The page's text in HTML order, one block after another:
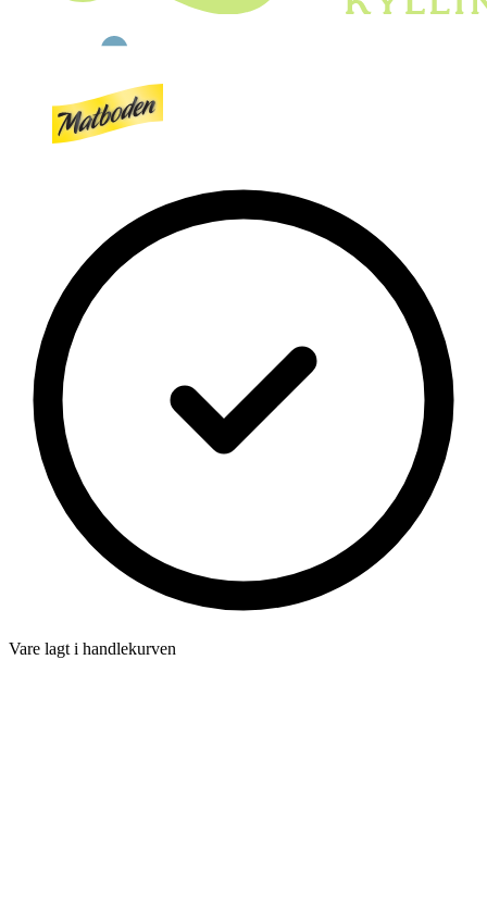
Vare lagt i handlekurven